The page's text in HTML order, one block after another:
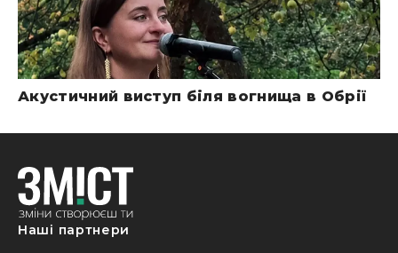
Акустичний виступ біля вогнища в Обрії
Наші партнери